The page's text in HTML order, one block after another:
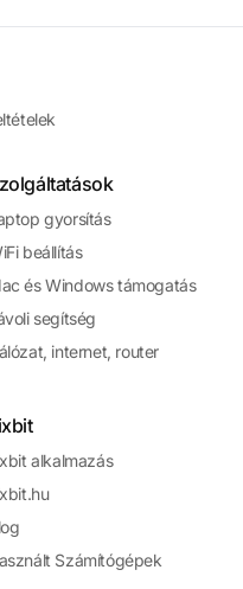
gyorsítás
beállítás
és Windows támogatás
segítség
internet, router
alkalmazás
Számítógépek